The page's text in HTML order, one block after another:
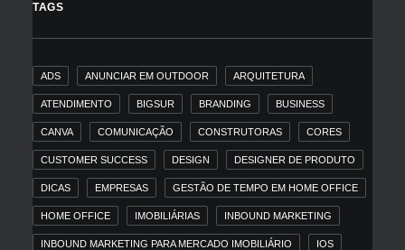
TAGS
ADS ANUNCIAR EM OUTDOOR ARQUITETURA
ATENDIMENTO BIGSUR BRANDING BUSINESS
CANVA COMUNICAÇÃO CONSTRUTORAS CORES
CUSTOMER SUCCESS DESIGN DESIGNER DE PRODUTO
DICAS EMPRESAS GESTÃO DE TEMPO EM HOME OFFICE
HOME OFFICE IMOBILIÁRIAS INBOUND MARKETING
INBOUND MARKETING PARA MERCADO IMOBILIÁRIO IOS